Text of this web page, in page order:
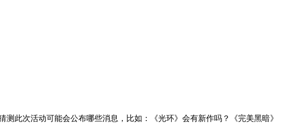
此次活动可能会公布哪些消息，比如：《光环》会有新作吗？《完美黑暗》